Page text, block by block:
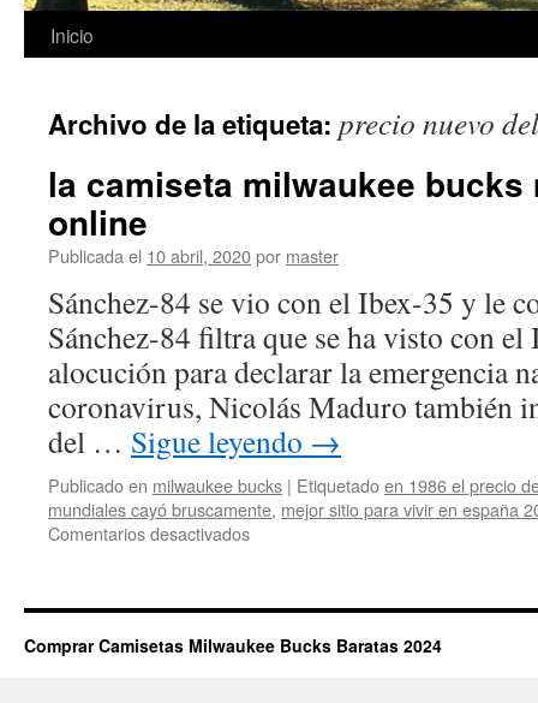
Saltar
contenido
Inicio
Archivo de la etiqueta: precio nuevo
la camiseta milwaukee bucks
online
Publicada el 10 abril, 2020por master
Sánchez-84 se vio con el Ibex-35 y le
Sánchez-84 filtra que se ha visto con
alocución para declarar la emergencia
coronavirus, Nicolás Maduro también
del … Sigue leyendo →
Publicado en milwaukee bucks | Etiquetadoen 1986 el precio
mundiales cayó bruscamente, mejor sitio para vivir en españa
Comentarios desactivadosen
milwaukee
más
Comprar Camisetas Milwaukee Bucks Baratas 2024